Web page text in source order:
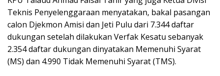
Teknis Penyelenggaraan menyatakan, bakal pasangan
calon Djekmon Amisi dan Jeti Pulu dari 7.344 daftar
dukungan setelah dilakukan Verfak Kesatu sebanyak
2.354 daftar dukungan dinyatakan Memenuhi Syarat
(MS) dan 4.990 Tidak Memenuhi Syarat (TMS).